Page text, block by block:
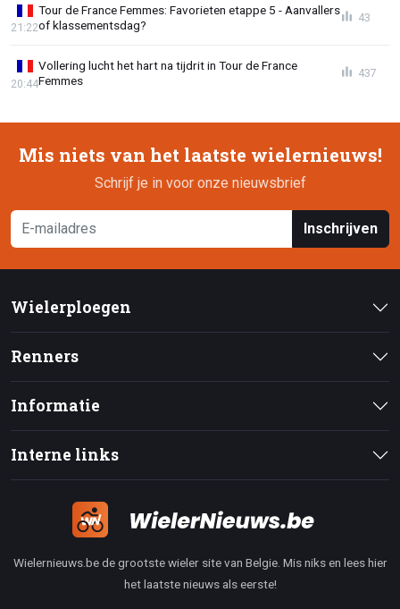
Tour de France Femmes: Favorieten etappe 5 - Aanvallers
of klassementsdag?
21:22
43
Vollering lucht het hart na tijdrit in Tour de France
Femmes
20:44
437
Mis niets van het laatste wielernieuws!
Schrijf je in voor onze nieuwsbrief
Inschrijven
Wielerploegen
Renners
Informatie
Interne links
Wielernieuws.be de grootste wieler site van Belgie. Mis niks en lees hier
het laatste nieuws als eerste!